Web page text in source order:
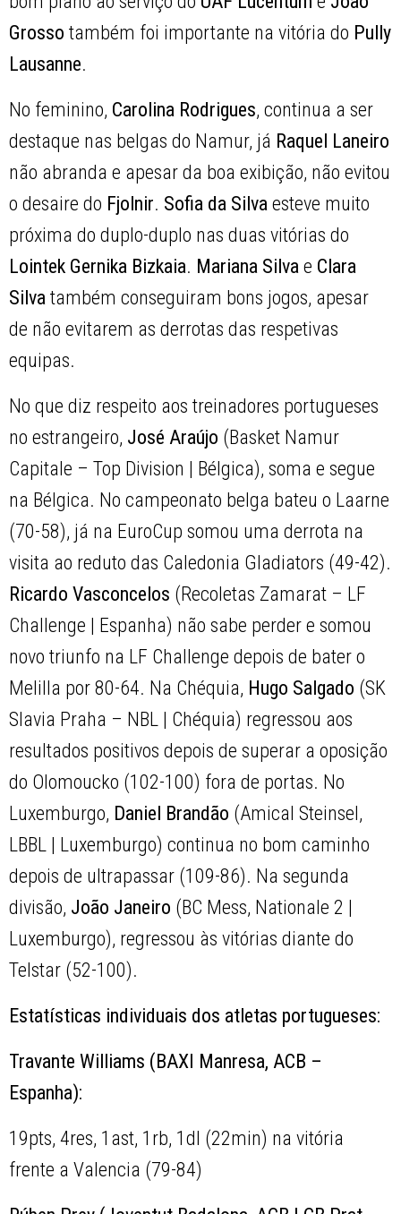
Grosso também foi importante na vitória do Pully
Lausanne.
No feminino, Carolina Rodrigues, continua a ser
destaque nas belgas do Namur, já Raquel Laneiro
não abranda e apesar da boa exibição, não evitou
o desaire do Fjolnir. Sofia da Silva esteve muito
próxima do duplo-duplo nas duas vitórias do
Lointek Gernika Bizkaia. Mariana Silva e Clara
Silva também conseguiram bons jogos, apesar
de não evitarem as derrotas das respetivas
equipas.
No que diz respeito aos treinadores portugueses
no estrangeiro, José Araújo (Basket Namur
Capitale – Top Division | Bélgica), soma e segue
na Bélgica. No campeonato belga bateu o Laarne
(70-58), já na EuroCup somou uma derrota na
visita ao reduto das Caledonia Gladiators (49-42).
Ricardo Vasconcelos (Recoletas Zamarat – LF
Challenge | Espanha) não sabe perder e somou
novo triunfo na LF Challenge depois de bater o
Melilla por 80-64. Na Chéquia, Hugo Salgado (SK
Slavia Praha – NBL | Chéquia) regressou aos
resultados positivos depois de superar a oposição
do Olomoucko (102-100) fora de portas. No
Luxemburgo, Daniel Brandão (Amical Steinsel,
LBBL | Luxemburgo) continua no bom caminho
depois de ultrapassar (109-86). Na segunda
divisão, João Janeiro (BC Mess, Nationale 2 |
Luxemburgo), regressou às vitórias diante do
Telstar (52-100).
Estatísticas individuais dos atletas portugueses:
Travante Williams (BAXI Manresa, ACB –
Espanha):
19pts, 4res, 1ast, 1rb, 1dl (22min) na vitória
frente a Valencia (79-84)